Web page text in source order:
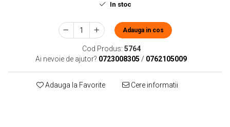
In stoc
Adauga in cos
Cod Produs: 5764
Ai nevoie de ajutor? 0723008305 / 0762105009
Adauga la Favorite Cere informatii